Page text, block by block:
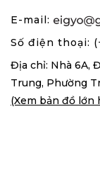
E-mail:
Số điện thoại:
Địa chỉ: Nhà 6A,
Trung, Phường
(Xem bản đồ lớn